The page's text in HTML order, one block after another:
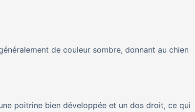
de couleur sombre, donnant au chien
poitrine bien développée et un dos droit, ce qui